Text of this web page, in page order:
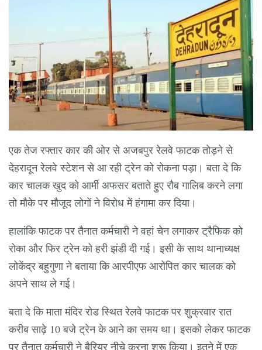
एक तेज रफ्तार कार की ओर से अजबपुर रेलवे फाटक तोड़ने से
देहरादून रेलवे स्टेशन से आ रही ट्रेन को रोकना पड़ा। बता दे कि
कार चालक खुद को आर्मी अफसर बताते हुए रौब गालिब करने लगा
तो मौके पर मौजूद लोगों ने विरोध में हंगामा कर दिया।
हालांकि फाटक पर तैनात कर्मचारी ने वहां चेन लगाकर ट्रैफिक को
रोका और फिर ट्रेन को हरी झंडी दी गई। इसी के साथ थानाध्यक्ष
लोकेंद्र बहुगुणा ने बताया कि आरपीएफ आरोपित कार चालक को
अपने साथ ले गई।
बता दे कि माता मंदिर रोड स्थित रेलवे फाटक पर शुक्रवार रात
करीब साढ़े 10 बजे ट्रेन के आने का समय था। इसको लेकर फाटक
पर तैनात कर्मचारी ने बैरियर नीचे करना शुरू किया। इतने में एक